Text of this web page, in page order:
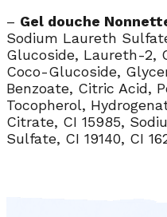
– Gel douche
Sodium Laureth
Glucoside, Laureth-2,
Coco-Glucoside,
Benzoate, Citric Acid,
Tocopherol,
Citrate, CI 15985,
Sulfate, CI 19140, CI